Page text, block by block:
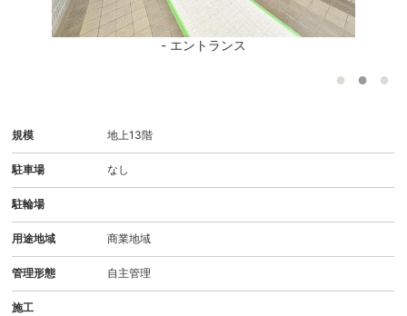
- エントランス
規模 地上13階
駐車場 なし
駐輪場
用途地域 商業地域
管理形態 自主管理
施工